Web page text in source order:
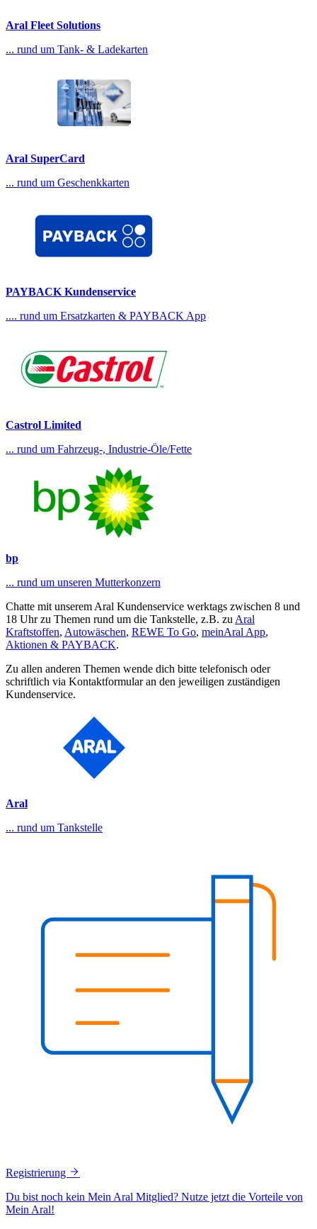
Aral Fleet Solutions
... rund um Tank- & Ladekarten
Aral SuperCard
... rund um Geschenkkarten
PAYBACK Kundenservice
.... rund um Ersatzkarten & PAYBACK App
Castrol Limited
... rund um Fahrzeug-, Industrie-Öle/Fette
bp
... rund um unseren Mutterkonzern
Chatte mit unserem Aral Kundenservice werktags zwischen 8 und
18 Uhr zu Themen rund um die Tankstelle, z.B. zu Aral
Kraftstoffen, Autowäschen, REWE To Go, meinAral App,
Aktionen & PAYBACK.
Zu allen anderen Themen wende dich bitte telefonisch oder
schriftlich via Kontaktformular an den jeweiligen zuständigen
Kundenservice.
Aral
... rund um Tankstelle
Registrierung
Du bist noch kein Mein Aral Mitglied? Nutze jetzt die Vorteile von
Mein Aral!